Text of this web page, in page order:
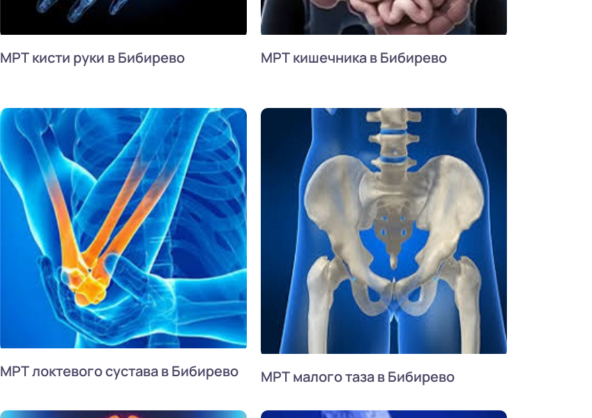
МРТ кисти руки в Бибирево МРТ кишечника в Бибирево
МРТ локтевого сустава в Бибирево МРТ малого таза в Бибирево